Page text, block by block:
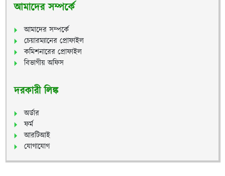
আমাদের সম্পর্কে
আমাদের সম্পর্কে
চেয়ারম্যানের প্রোফাইল
কমিশনারের প্রোফাইল
বিভাগীয় অফিস
দরকারী লিঙ্ক
অর্ডার
ফর্ম
আরটিআই
যোগাযোগ